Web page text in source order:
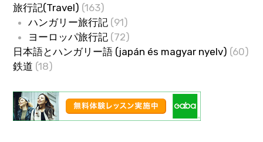
旅行記(Travel) (163)
ハンガリー旅行記(91)
ヨーロッパ旅行記(72)
日本語とハンガリー語 (japán és magyar nyelv) (60)
鉄道 (18)